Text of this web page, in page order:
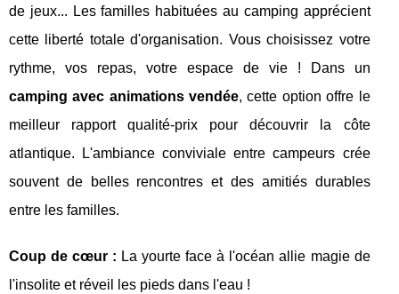
de jeux... Les familles habituées au camping apprécient
cette liberté totale d'organisation. Vous choisissez votre
rythme, vos repas, votre espace de vie ! Dans un
camping avec animations vendée, cette option offre le
meilleur rapport qualité-prix pour découvrir la côte
atlantique. L'ambiance conviviale entre campeurs crée
souvent de belles rencontres et des amitiés durables
entre les familles.
Coup de cœur : La yourte face à l'océan allie magie de
l'insolite et réveil les pieds dans l'eau !